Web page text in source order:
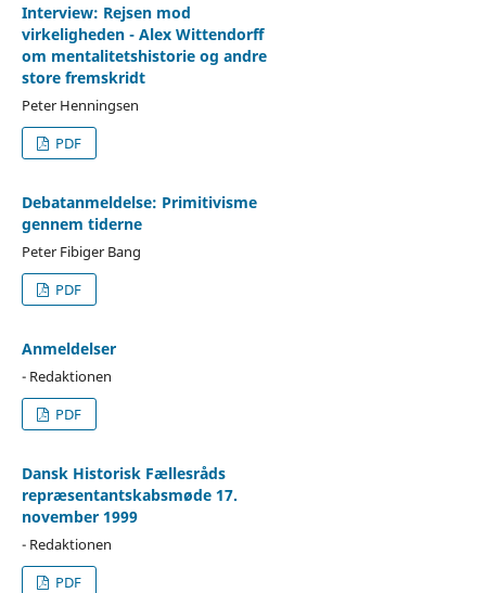
Interview: Rejsen mod
virkeligheden - Alex Wittendorff
om mentalitetshistorie og andre
store fremskridt
Peter Henningsen
PDF
Debatanmeldelse: Primitivisme
gennem tiderne
Peter Fibiger Bang
PDF
Anmeldelser
- Redaktionen
PDF
Dansk Historisk Fællesråds
repræsentantskabsmøde 17.
november 1999
- Redaktionen
PDF